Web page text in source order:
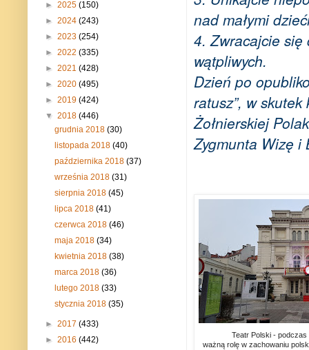
nad małymi
4. Zwracajcie się
wątpliwych.
Dzień po
ratusz”, w
Żołnierskiej
Zygmunta Wizę i
Teatr Polski - podczas
ważną rolę w zachowaniu
► 2025 (150)
► 2024 (243)
► 2023 (254)
► 2022 (335)
► 2021 (428)
► 2020 (495)
► 2019 (424)
▼ 2018 (446)
grudnia 2018(30)
listopada 2018(40)
października 2018(37)
września 2018(31)
sierpnia 2018(45)
lipca 2018(41)
czerwca 2018(46)
maja 2018(34)
kwietnia 2018(38)
marca 2018(36)
lutego 2018(33)
stycznia 2018(35)
► 2017 (433)
► 2016 (442)